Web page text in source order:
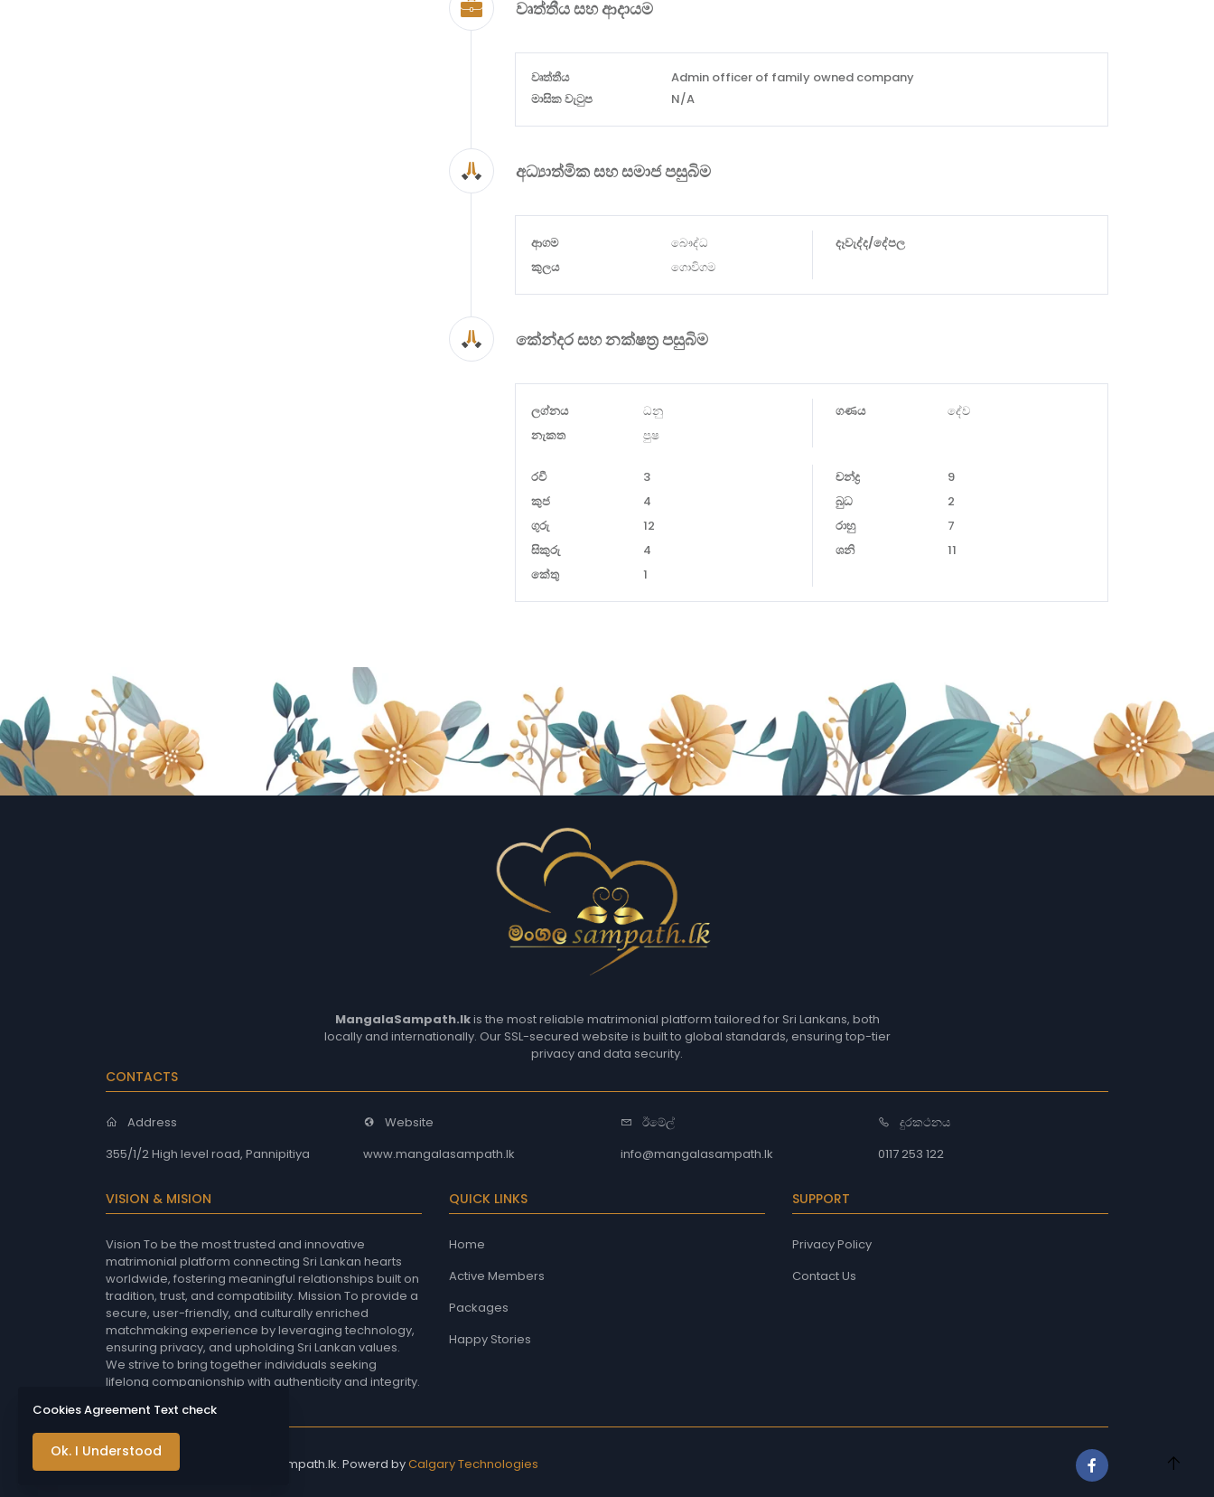
වෘත්තීය සහ ආදායම
වෘත්තීය
Admin officer of family owned company
මාසික වැටුප
N/A
අධ්‍යාත්මික සහ සමාජ පසුබිම
ආගම
බෞද්ධ
කුලය
ගොවිගම
දෑවැද්ද/දේපල
කේන්දර සහ නක්ෂත්‍ර පසුබිම
ලග්නය
ධනු
නැකත
පුෂ
ගණය දේව
රවී
3
කුජ
4
ගුරු
12
සිකුරු
4
කේතු
1
චන්ද්‍ර
9
බුධ
2
රාහු
7
ශනි
11
MangalaSampath.lkis the most reliable matrimonial platform tailored for Sri Lankans, both
locally and internationally. Our SSL-secured website is built to global standards, ensuring top-tier
privacy and data security.
CONTACTS
Address
355/1/2 High level road, Pannipitiya
Website
www.mangalasampath.lk
ඊමේල්
info@mangalasampath.lk
දුරකථනය
0117 253 122
VISION & MISION
Vision To be the most trusted and innovative
matrimonial platform connecting Sri Lankan hearts
worldwide, fostering meaningful relationships built on
tradition, trust, and compatibility. Mission To provide a
secure, user-friendly, and culturally enriched
matchmaking experience by leveraging technology,
ensuring privacy, and upholding Sri Lankan values.
We strive to bring together individuals seeking
lifelong companionship with authenticity and integrity.
QUICK LINKS
Home
Active Members
Packages
Happy Stories
SUPPORT
Privacy Policy
Contact Us
Copyright © 2026 - Mangalasampath.lk. Powerd byCalgary Technologies
Cookies Agreement Text check
Ok. I Understood